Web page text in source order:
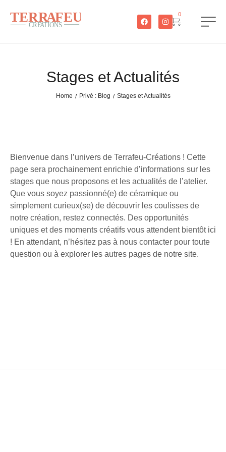
0
Stages et Actualités
Home / Privé : Blog / Stages et Actualités
Bienvenue dans l’univers de Terrafeu-Créations ! Cette
page sera prochainement enrichie d’informations sur les
stages que nous proposons et les actualités de l’atelier.
Que vous soyez passionné(e) de céramique ou
simplement curieux(se) de découvrir les coulisses de
notre création, restez connectés. Des opportunités
uniques et des moments créatifs vous attendent bientôt ici
! En attendant, n’hésitez pas à nous contacter pour toute
question ou à explorer les autres pages de notre site.